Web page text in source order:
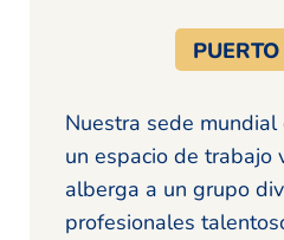
Nuestra sede mundial
un espacio de trabajo
alberga a un grupo
profesionales